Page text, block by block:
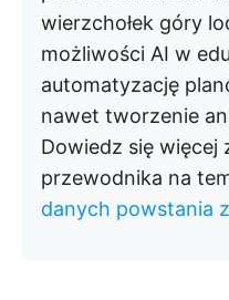
wierzchołek góry
możliwości AI w
automatyzację
nawet tworzenie
Dowiedz się więcej
przewodnika na
danych powstania